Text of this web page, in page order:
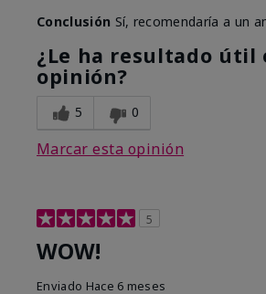
Conclusión Sí, recomendaría a un
¿Le ha resultado útil
opinión?
5 0
Marcar esta opinión
5
WOW!
Enviado Hace 6 meses